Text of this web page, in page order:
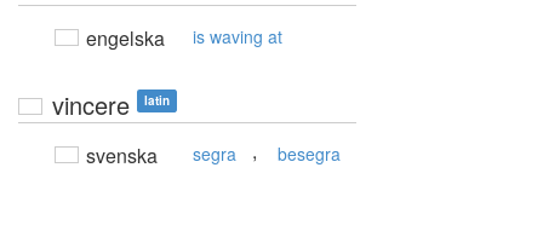
engelska is waving at
vincere latin
svenska segra , besegra